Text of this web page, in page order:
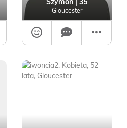
Gloucester